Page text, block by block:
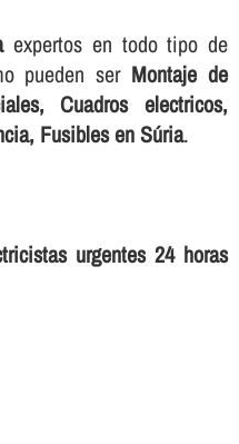
expertos en todo tipo de
pueden ser Montaje de
Cuadros electricos,
Fusibles en Súria.
urgentes 24 horas